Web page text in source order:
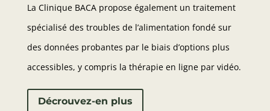
La Clinique BACA propose également un traitement
spécialisé des troubles de l’alimentation fondé sur
des données probantes par le biais d’options plus
accessibles, y compris la thérapie en ligne par vidéo.
Décrouvez-en plus